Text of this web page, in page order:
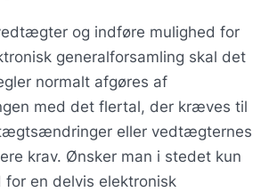
og indføre mulighed for
generalforsamling skal det
normalt afgøres af
med det flertal, der kræves til
eller vedtægternes
krav. Ønsker man i stedet kun
for en delvis elektronisk